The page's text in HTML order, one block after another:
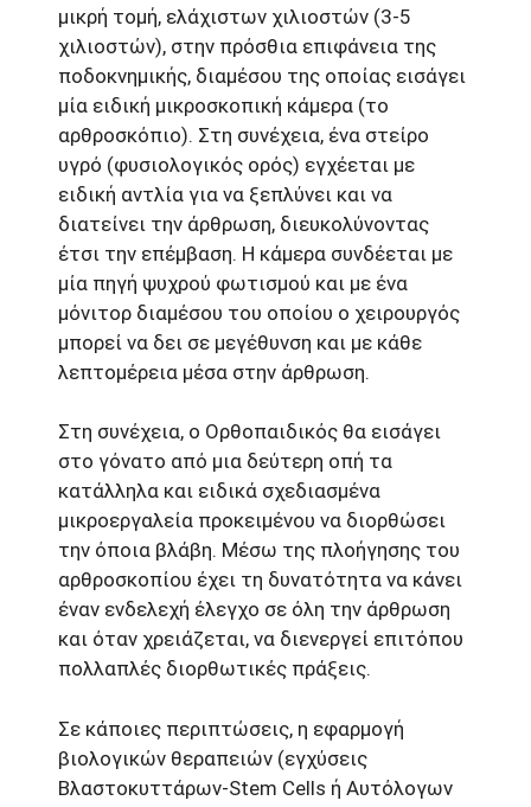
μικρή τομή, ελάχιστων χιλιοστών (3-5
χιλιοστών), στην πρόσθια επιφάνεια της
ποδοκνημικής, διαμέσου της οποίας εισάγει
μία ειδική μικροσκοπική κάμερα (το
αρθροσκόπιο). Στη συνέχεια, ένα στείρο
υγρό (φυσιολογικός ορός) εγχέεται με
ειδική αντλία για να ξεπλύνει και να
διατείνει την άρθρωση, διευκολύνοντας
έτσι την επέμβαση. Η κάμερα συνδέεται με
μία πηγή ψυχρού φωτισμού και με ένα
μόνιτορ διαμέσου του οποίου ο χειρουργός
μπορεί να δει σε μεγέθυνση και με κάθε
λεπτομέρεια μέσα στην άρθρωση.
Στη συνέχεια, ο Ορθοπαιδικός θα εισάγει
στο γόνατο από μια δεύτερη οπή τα
κατάλληλα και ειδικά σχεδιασμένα
μικροεργαλεία προκειμένου να διορθώσει
την όποια βλάβη. Μέσω της πλοήγησης του
αρθροσκοπίου έχει τη δυνατότητα να κάνει
έναν ενδελεχή έλεγχο σε όλη την άρθρωση
και όταν χρειάζεται, να διενεργεί επιτόπου
πολλαπλές διορθωτικές πράξεις.
Σε κάποιες περιπτώσεις, η εφαρμογή
βιολογικών θεραπειών (εγχύσεις
Βλαστοκυττάρων-Stem Cells ή Αυτόλογων